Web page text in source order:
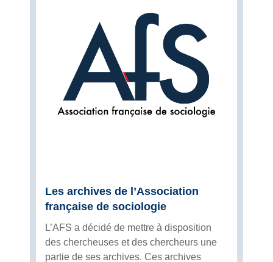
Les archives de l’Association
française de sociologie
L’AFS a décidé de mettre à disposition
des chercheuses et des chercheurs une
partie de ses archives. Ces archives